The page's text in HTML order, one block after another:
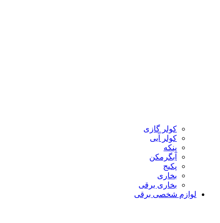
کولر گازی
کولر آبی
پنکه
آبگرمکن
پکیج
بخاری
بخاری برقی
لوازم شخصی برقی